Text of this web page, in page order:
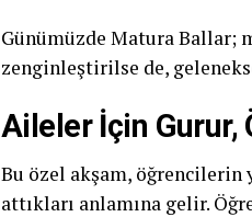
Günümüzde Matura Ballar;
zenginleştirilse de,
Aileler İçin Gurur,
Bu özel akşam, öğrencilerin
attıkları anlamına gelir.